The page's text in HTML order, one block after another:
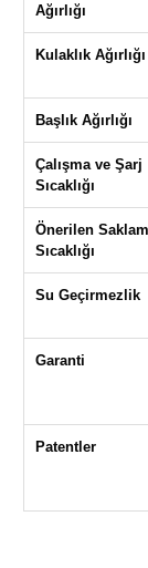
Ağırlığı
Kulaklık Ağırlığı
Başlık Ağırlığı
Çalışma ve Şarj
Sıcaklığı
Önerilen
Sıcaklığı
Su Geçirmezlik
Garanti
Patentler